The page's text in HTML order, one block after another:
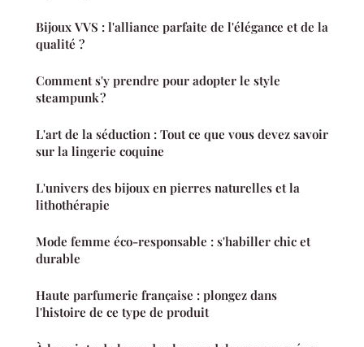
Bijoux VVS : l'alliance parfaite de l'élégance et de la
qualité ?
Comment s'y prendre pour adopter le style
steampunk ?
L'art de la séduction : Tout ce que vous devez savoir
sur la lingerie coquine
L'univers des bijoux en pierres naturelles et la
lithothérapie
Mode femme éco-responsable : s'habiller chic et
durable
Haute parfumerie française : plongez dans
l'histoire de ce type de produit